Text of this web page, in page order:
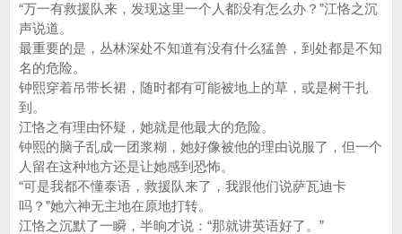
“万一有救援队来，发现这里一个人都没有怎么办？”江恪之沉
声说道。
最重要的是，丛林深处不知道有没有什么猛兽，到处都是不知
名的危险。
钟熙穿着吊带长裙，随时都有可能被地上的草，或是树干扎
到。
江恪之有理由怀疑，她就是他最大的危险。
钟熙的脑子乱成一团浆糊，她好像被他的理由说服了，但一个
人留在这种地方还是让她感到恐怖。
“可是我都不懂泰语，救援队来了，我跟他们说萨瓦迪卡
吗？”她六神无主地在原地打转。
江恪之沉默了一瞬，半晌才说：“那就讲英语好了。”